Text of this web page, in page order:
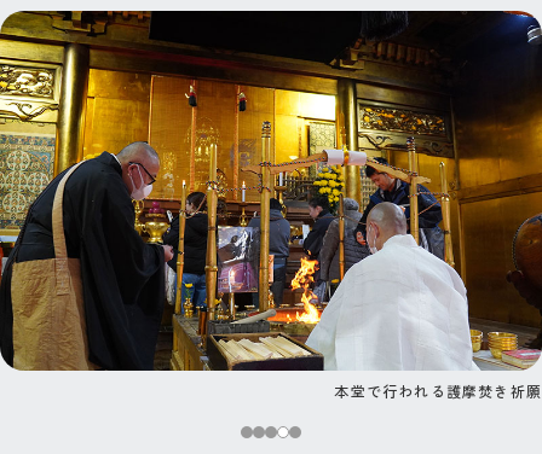
本堂で行われる護摩焚き祈願
護摩の炎を御礼や手などに当てることでより深いご加護にあずかれる